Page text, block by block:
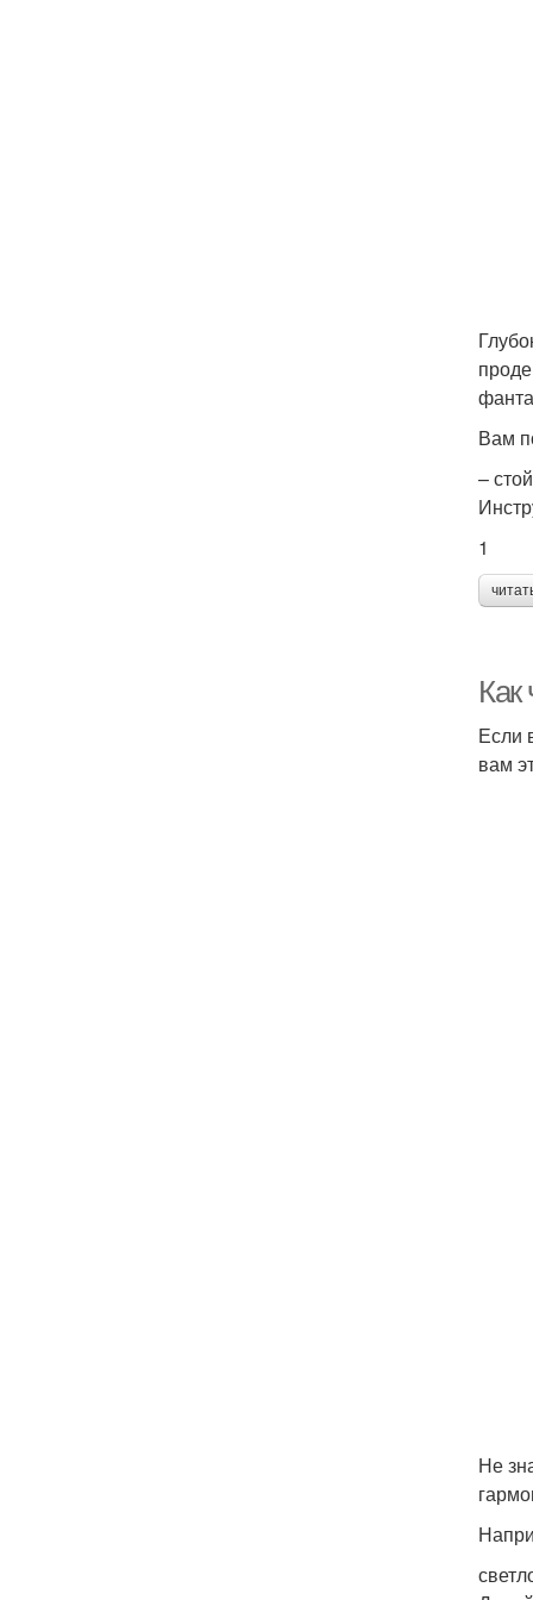
Вам
–
1
Как
Если
вам
Не